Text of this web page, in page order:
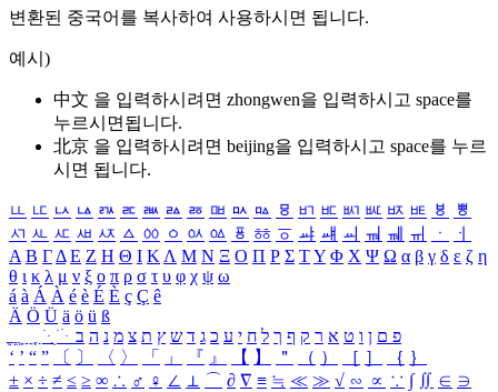
변환된 중국어를 복사하여 사용하시면 됩니다.
예시)
中文 을 입력하시려면 zhongwen을 입력하시고 space를
누르시면됩니다.
北京 을 입력하시려면 beijing을 입력하시고 space를 누르
시면 됩니다.
ㅥ ㅦ ㅧ ㅨ ㅩ ㅪ ㅫ ㅬ ㅭ ㅮ ㅯ ㅰ ㅱ ㅲ ㅳ ㅴ ㅵ ㅶ ㅷ ㅸ
ㅹ
ㅺ ㅻ ㅼ ㅽ ㅾ ㅿ ㆀ ㆁ ㆂ ㆃ ㆄ ㆅ ㆆ ㆇ ㆈ ㆉ ㆊ ㆋ ㆌ ㆍ
ㆎ
Α Β ΓΔ Ε Ζ Η Θ Ι ΚΛ Μ Ν Ξ Ο Π Ρ Σ ΤΥ Φ Χ Ψ Ω α β γ δ ε ζ η
θ ι κ λ μ ν ξ ο π ρ σ τ υ φ χ ψ ω
á à Á À é è É È ç Ç ê
Ä Ö Ü ä ö ü ß
ִֶֹ ֻּ ׁׂ פ ם ן ו ט א ר ק ף ך ל ח י ע כ ג ד ש ץ ת צ מ נ ה ב
‘ ’ “ ” 〔 〕 〈 〉 「 」 『 』 【 】 ＂ （ ） ［ ］ ｛ ｝
± × ÷ ≠ ≤ ≥ ∞ ∴ ♂ ♀ ∠ ⊥ ⌒ ∂ ∇ ≡ ≒ ≪ ≫ √ ∽ ∝ ∵ ∫ ∬ ∈ ∋